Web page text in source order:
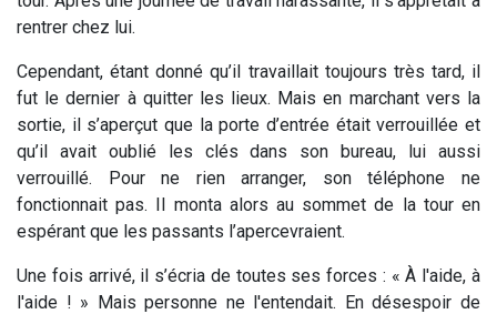
rentrer chez lui.
Cependant, étant donné qu’il travaillait toujours très tard, il
fut le dernier à quitter les lieux. Mais en marchant vers la
sortie, il s’aperçut que la porte d’entrée était verrouillée et
qu’il avait oublié les clés dans son bureau, lui aussi
verrouillé. Pour ne rien arranger, son téléphone ne
fonctionnait pas. Il monta alors au sommet de la tour en
espérant que les passants l’apercevraient.
Une fois arrivé, il s’écria de toutes ses forces : « À l'aide, à
l'aide ! » Mais personne ne l'entendait. En désespoir de